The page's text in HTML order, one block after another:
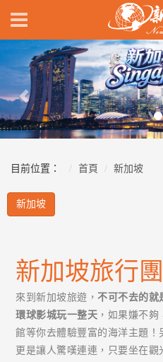
Previous
目前位置： 首頁 新加坡
新加坡
新加坡旅行
來到新加坡旅遊，不可不去的就
環球影城玩一整天 ，如果嫌不
館等你去體驗豐富的海洋主題！
更是讓人驚嘆連連，只要坐在觀